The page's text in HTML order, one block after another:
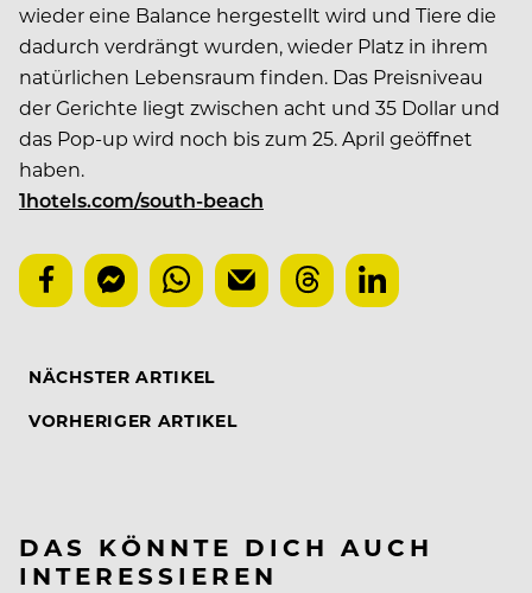
wieder eine Balance hergestellt wird und Tiere die
dadurch verdrängt wurden, wieder Platz in ihrem
natürlichen Lebensraum finden. Das Preisniveau
der Gerichte liegt zwischen acht und 35 Dollar und
das Pop-up wird noch bis zum 25. April geöffnet
haben.
1hotels.com/south-beach
NÄCHSTER ARTIKEL
VORHERIGER ARTIKEL
DAS KÖNNTE DICH AUCH
INTERESSIEREN